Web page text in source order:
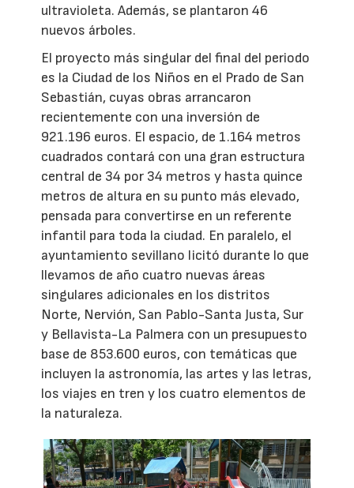
ultravioleta. Además, se plantaron 46
nuevos árboles.
El proyecto más singular del final del periodo
es la Ciudad de los Niños en el Prado de San
Sebastián, cuyas obras arrancaron
recientemente con una inversión de
921.196 euros. El espacio, de 1.164 metros
cuadrados contará con una gran estructura
central de 34 por 34 metros y hasta quince
metros de altura en su punto más elevado,
pensada para convertirse en un referente
infantil para toda la ciudad. En paralelo, el
ayuntamiento sevillano licitó durante lo que
llevamos de año cuatro nuevas áreas
singulares adicionales en los distritos
Norte, Nervión, San Pablo-Santa Justa, Sur
y Bellavista-La Palmera con un presupuesto
base de 853.600 euros, con temáticas que
incluyen la astronomía, las artes y las letras,
los viajes en tren y los cuatro elementos de
la naturaleza.